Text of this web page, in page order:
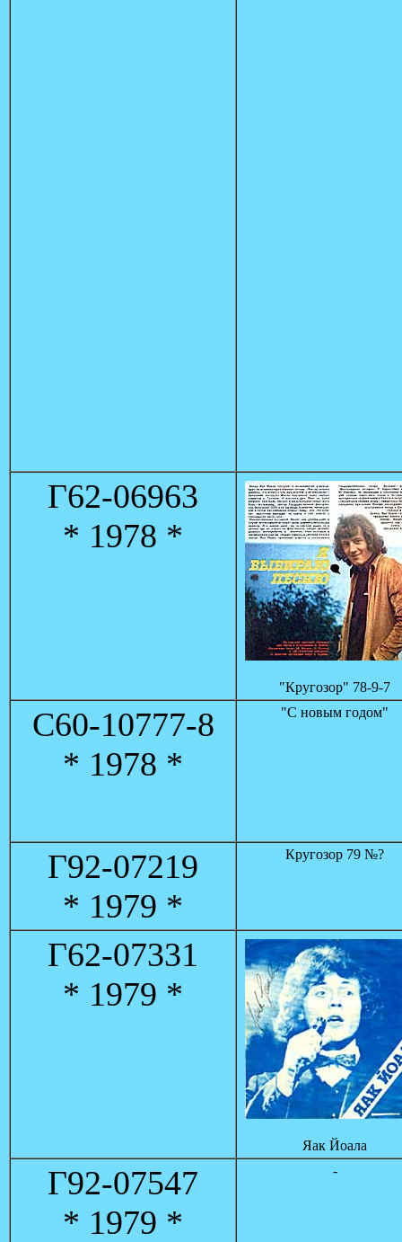
Г62-06963
* 1978 *
"Кругозор" 78-9-7
С60-10777-8
* 1978 *
"С новым годом"
Г92-07219
* 1979 *
Кругозор 79 №?
Г62-07331
* 1979 *
Яак Йоала
Г92-07547
* 1979 *
-